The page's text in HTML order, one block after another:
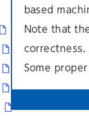
based
Note that
correctness.
Some